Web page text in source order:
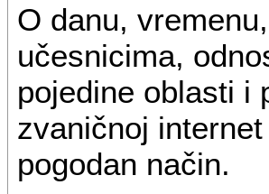
O danu,
učesnicima,
pojedine oblasti i
zvaničnoj
pogodan način.